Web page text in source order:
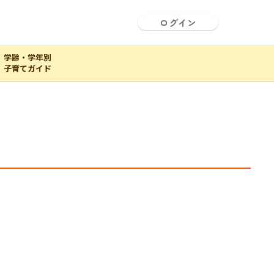
ログイン
学齢・学年別
子育てガイド